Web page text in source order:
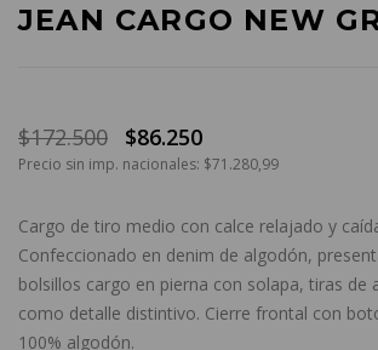
JEAN CARGO NEW
$172.500 $86.250
Precio sin imp. nacionales: $71.280,99
Cargo de tiro medio con calce relajado y
Confeccionado en denim de algodón,
bolsillos cargo en pierna con solapa, tiras de
como detalle distintivo. Cierre frontal con
100% algodón.